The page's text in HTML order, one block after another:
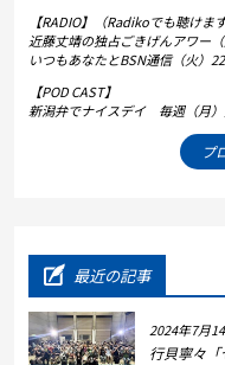
【RADIO】（Radikoでも聴けま
近藤丈靖の独占ごきげんアワー
いつもあなたとBSN通信（火）
【POD CAST】
新潟弁でナイスデイ 毎週（月
プ
最近の記事
2024年7月
行貝寧々「